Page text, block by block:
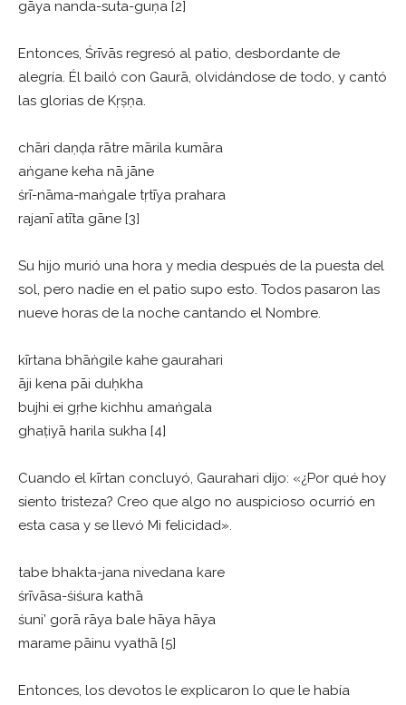
gāya nanda-suta-guṇa [2]
Entonces, Śrīvās regresó al patio, desbordante de
alegría. Él bailó con Gaurā, olvidándose de todo, y cantó
las glorias de Kṛṣṇa.
chāri daṇḍa rātre mārila kumāra
aṅgane keha nā jāne
śrī-nāma-maṅgale tṛtīya prahara
rajanī atīta gāne [3]
Su hijo murió una hora y media después de la puesta del
sol, pero nadie en el patio supo esto. Todos pasaron las
nueve horas de la noche cantando el Nombre.
kīrtana bhāṅgile kahe gaurahari
āji kena pāi duḥkha
bujhi ei gṛhe kichhu amaṅgala
ghaṭiyā harila sukha [4]
Cuando el kīrtan concluyó, Gaurahari dijo: «¿Por qué hoy
siento tristeza? Creo que algo no auspicioso ocurrió en
esta casa y se llevó Mi felicidad».
tabe bhakta-jana nivedana kare
śrīvāsa-śiśura kathā
śuni’ gorā rāya bale hāya hāya
marame pāinu vyathā [5]
Entonces, los devotos le explicaron lo que le había